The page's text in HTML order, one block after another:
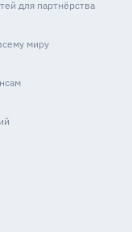
для партнёрства
миру